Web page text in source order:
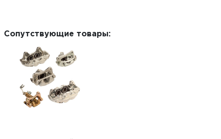
Сопутствующие товары: